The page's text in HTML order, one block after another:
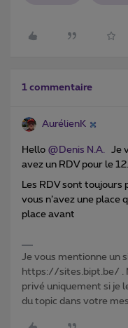
1 commentaire
AurélienK
Hello @Denis N.A. Je
avez un RDV pour le 12.
Les RDV sont toujours
vous n’avez une place
place avant
Je vous mentionne un
https://sites.bipt.be/ .
privé uniquement si je
du topic dans votre